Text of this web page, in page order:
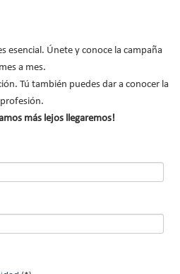
Decor 2026
sistemas de filtrado de
del baño
sector hotelero |
al Mercado
SUPERKIT
esencial. Únete y conoce la campaña
mes a mes.
Tú también puedes dar a conocer la
profesión.
más lejos llegaremos!